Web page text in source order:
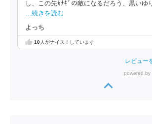
し、この先ｶﾅｷﾞの敵になるだろう、黒いゆ
…続きを読む
よっち
10人がナイス！しています
レビュー
powered by